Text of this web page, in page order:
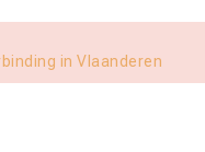
in Vlaanderen